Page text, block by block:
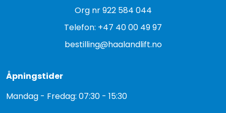
Org nr 922 584 044
Telefon: +47 40 00 49 97
bestilling@haalandlift.no
Åpningstider
Mandag - Fredag: 07:30 - 15:30